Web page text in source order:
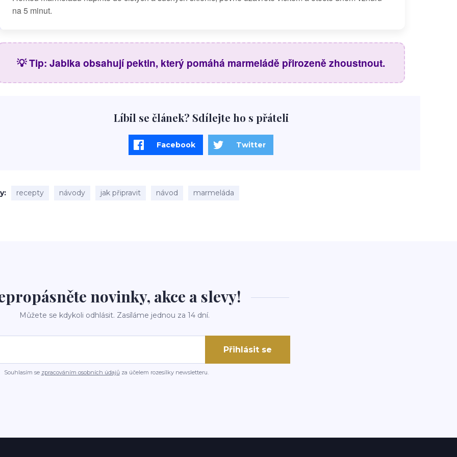
na 5 minut.
💡 Tip: Jablka obsahují pektin, který pomáhá marmeládě přirozeně zhoustnout.
Líbil se článek? Sdílejte ho s přáteli
Facebook Twitter
recepty návody jak připravit návod marmeláda
novinky, akce a slevy!
Můžete se kdykoli odhlásit. Zasíláme jednou za 14 dní.
Přihlásit se
Souhlasím se zpracováním osobních údajůza účelem rozesílky newsletteru.